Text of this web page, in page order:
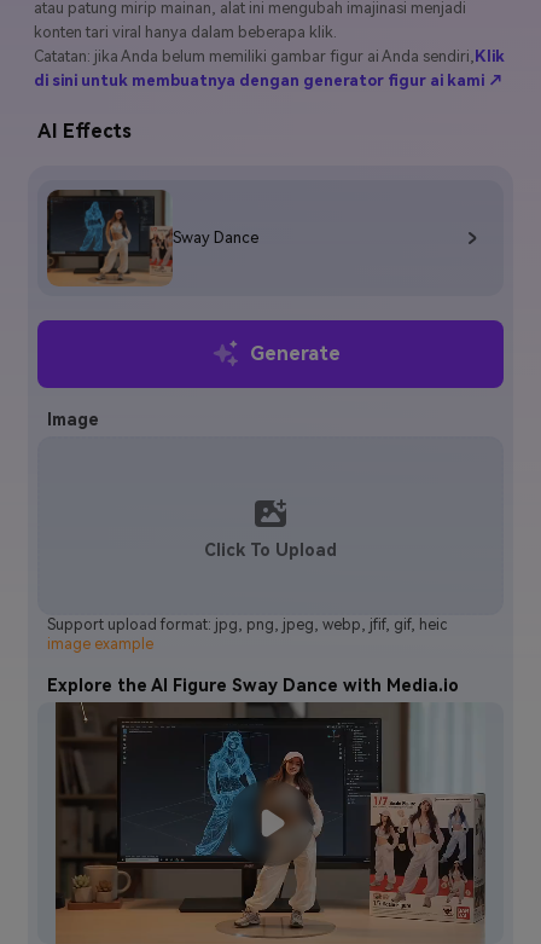
FAQs Hubungi Kami
Tips & Tutorial AI
Postingan Terbaru
Jelajahi Lebih Banyak >>
Masuk
atau patung mirip mainan, alat ini mengubah imajinasi menjadi
konten tari viral hanya dalam beberapa klik.
Catatan: jika Anda belum memiliki gambar figur ai Anda sendiri, Klik
di sini untuk membuatnya dengan generator figur ai kami ↗
AI Effects
Sway Dance
Generate
Image
Click To Upload
Support upload format: jpg, png, jpeg, webp, jfif, gif, heic
image example
Explore the AI Figure Sway Dance with Media.io